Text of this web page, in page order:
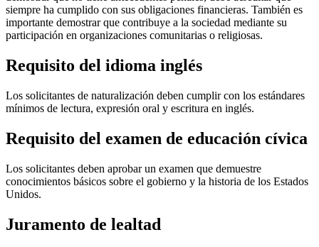
siempre ha cumplido con sus obligaciones financieras. También es
importante demostrar que contribuye a la sociedad mediante su
participación en organizaciones comunitarias o religiosas.
Requisito del idioma inglés
Los solicitantes de naturalización deben cumplir con los estándares
mínimos de lectura, expresión oral y escritura en inglés.
Requisito del examen de educación cívica
Los solicitantes deben aprobar un examen que demuestre
conocimientos básicos sobre el gobierno y la historia de los Estados
Unidos.
Juramento de lealtad